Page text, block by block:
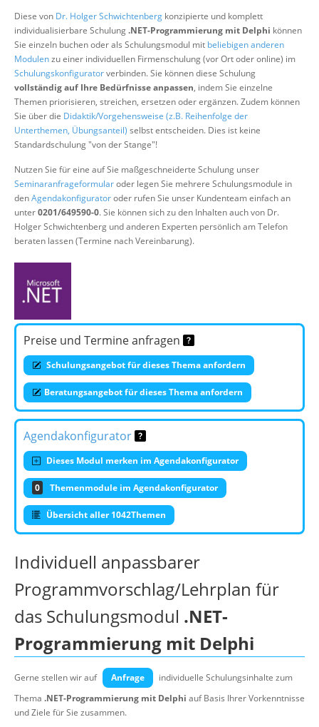
Suche
Diese von Dr. Holger Schwichtenberg konzipierte und komplett
individualisierbare Schulung.NET-Programmierung mit Delphi können
Sie einzeln buchen oder als Schulungsmodul mit beliebigen anderen
Modulenzu einer individuellen Firmenschulung (vor Ort oder online) im
Schulungskonfiguratorverbinden. Sie können diese Schulung
vollständig auf Ihre Bedürfnisse anpassen, indem Sie einzelne
Themen priorisieren, streichen, ersetzen oder ergänzen. Zudem können
Sie über die Didaktik/Vorgehensweise (z.B. Reihenfolge der
Unterthemen, Übungsanteil) selbst entscheiden. Dies ist keine
Standardschulung "von der Stange"!
Nutzen Sie für eine auf Sie maßgeschneiderte Schulung unser
Seminaranfrageformularoder legen Sie mehrere Schulungsmodule in
denAgendakonfiguratoroder rufen Sie unser Kundenteam einfach an
unter0201/649590-0. Sie können sich zu den Inhalten auch von Dr.
Holger Schwichtenberg und anderen Experten persönlich am Telefon
beraten lassen (Termine nach Vereinbarung).
Preise und Termine anfragen
Schulungsangebot für dieses Thema anfordern
Beratungsangebot für dieses Thema anfordern
Agendakonfigurator
Dieses Modul merken im Agendakonfigurator
0 Themenmodule im Agendakonfigurator
Übersicht aller 1042Themen
Individuell anpassbarer
Programmvorschlag/Lehrplan für
das Schulungsmodul .NET-
Programmierung mit Delphi
Gerne stellen wir auf Anfrage
individuelle Schulungsinhalte zum
Thema .NET-Programmierung mit Delphi auf Basis Ihrer Vorkenntnisse
und Ziele für Sie zusammen.